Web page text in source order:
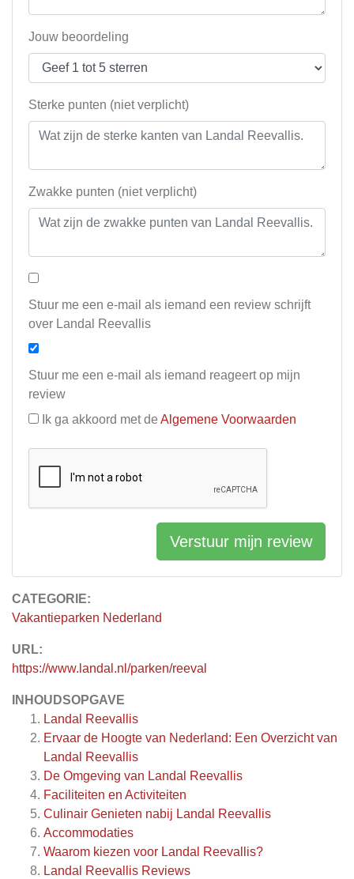
CATEGORIE:
Vakantieparken Nederland
URL:
https://www.landal.nl/parken/reeval
INHOUDSOPGAVE
Landal Reevallis
Ervaar de Hoogte van Nederland: Een Overzicht van
Landal Reevallis
De Omgeving van Landal Reevallis
Faciliteiten en Activiteiten
Culinair Genieten nabij Landal Reevallis
Accommodaties
Waarom kiezen voor Landal Reevallis?
Landal Reevallis Reviews
Jouw beoordeling
Sterke punten (niet verplicht)
Zwakke punten (niet verplicht)
Stuur me een e-mail als iemand een review schrijft
over Landal Reevallis
Stuur me een e-mail als iemand reageert op mijn
review
Ik ga akkoord met de Algemene Voorwaarden
Verstuur mijn review